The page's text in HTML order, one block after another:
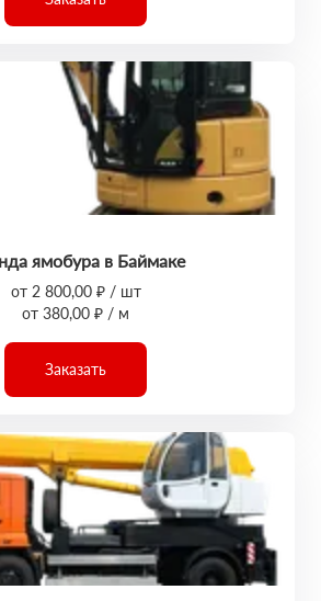
ямобура в Баймаке
от 2 800,00 ₽ / шт
от 380,00 ₽ / м
Заказать